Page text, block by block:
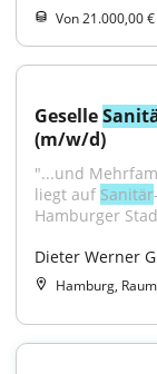
Von 21.000,00
Geselle
(m/w/d)
"...und
liegt auf Sanitär
Hamburger
Dieter Werner
Hamburg, Raum